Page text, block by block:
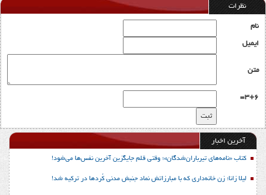
نظرات
نام
ایمیل
متن
3+6=
آخرین اخبار
کتاب «نامه‌های تیرباران‌شدگان»؛ وقتی قلم جایگزین آخرین نفس‌ها می‌شود!
لیلا زانا؛ زن خانه‌داری که با مبارزاتش نماد جنبش مدنی کُردها در ترکیه شد!